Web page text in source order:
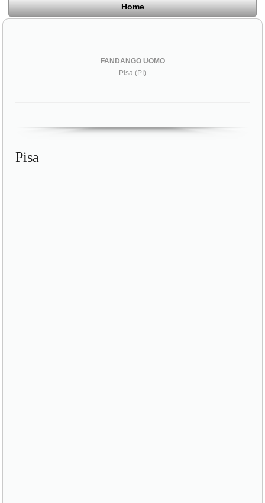
Home
FANDANGO UOMO
Pisa (PI)
Pisa